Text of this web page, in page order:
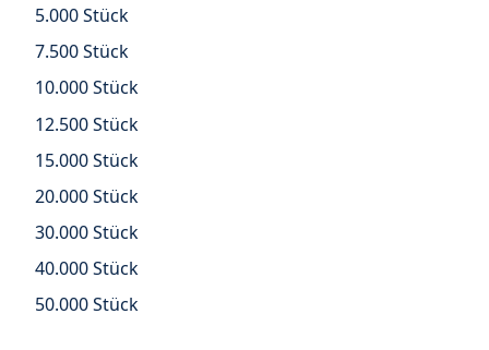
5.000 Stück
7.500 Stück
10.000 Stück
12.500 Stück
15.000 Stück
20.000 Stück
30.000 Stück
40.000 Stück
50.000 Stück